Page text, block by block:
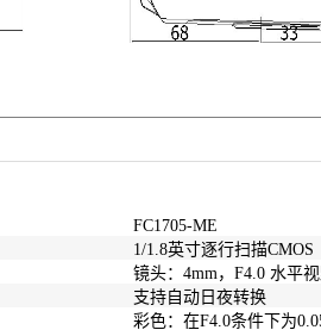
FC1705-ME
1/1.8英寸逐行扫描CMOS
镜头：4mm，F4.0 水平
支持自动日夜转换
彩色：在F4.0条件下为